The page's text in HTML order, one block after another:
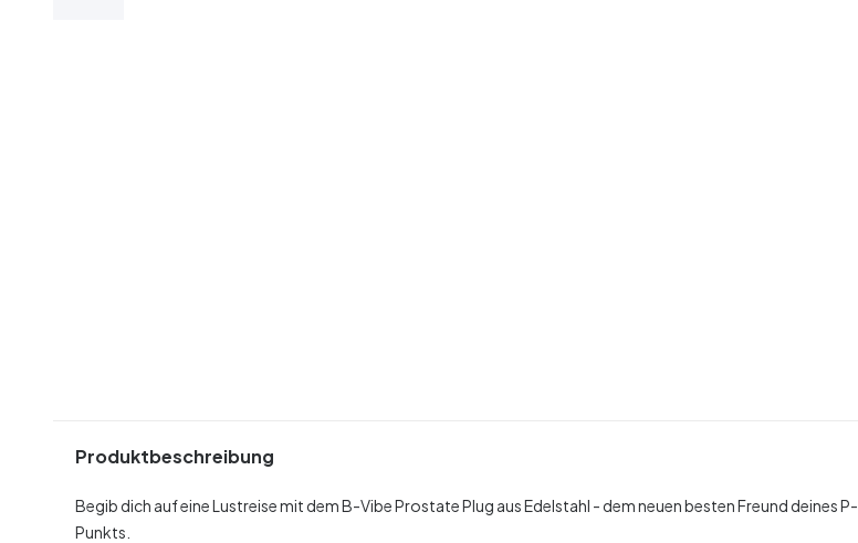
Produktbeschreibung
Begib dich auf eine Lustreise mit dem B-Vibe Prostate Plug aus Edelstahl - dem neuen besten Freund deines P-
Punkts.